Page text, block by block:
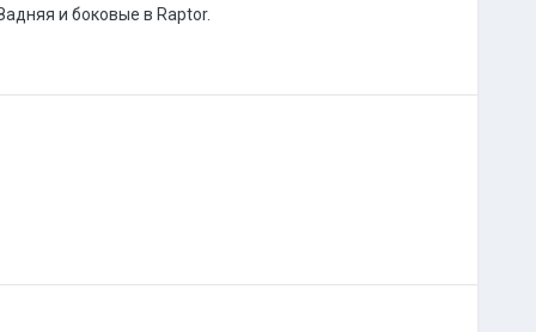
и боковые в Raptor.